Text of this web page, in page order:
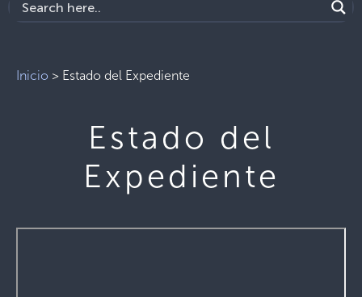
Inicio > Estado del Expediente
Estado del
Expediente